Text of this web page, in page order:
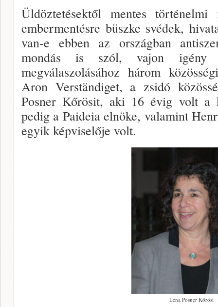
Üldöztetésektől mentes
embermentésre büszke svédek,
van-e ebben az országban
mondás is szól, vajon
megválaszolásához három
Aron Verständiget, a zsidó
Posner Kőrösit, aki 16 évig volt a
pedig a Paideia elnöke, valamint
egyik képviselője volt.
Lena Posner Körösi